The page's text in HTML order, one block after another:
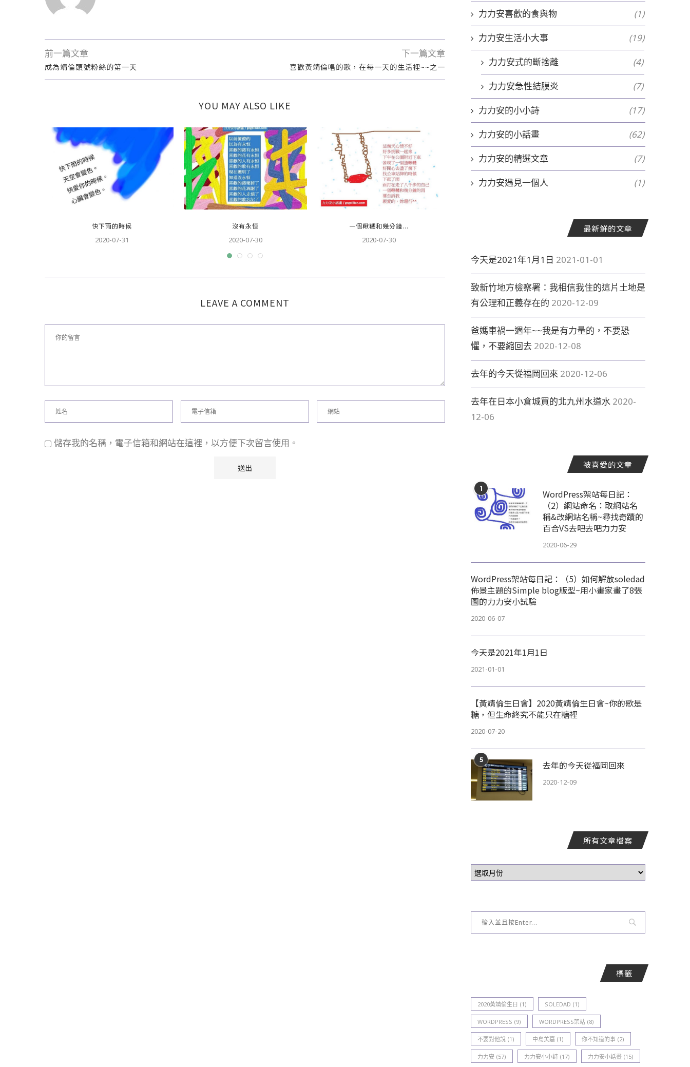
前一篇文章
成為靖倫頭號粉絲的第一天
下一篇文章
喜歡黃靖倫唱的歌，在每一天的生活裡~~之一
YOU MAY ALSO LIKE
快下雨的時候
2020-07-31
沒有永恒
2020-07-30
一個鞦韆和幾分鐘...
2020-07-30
另一雙溫柔的眼睛
2020-07-27
LEAVE A COMMENT
儲存我的名稱，電子信箱和網站在這裡，以方便下次留言使用。
力力安喜歡的食與物 (1)
力力安生活小大事 (19)
力力安式的斷捨離 (4)
力力安急性結膜炎 (7)
力力安的小小詩 (17)
力力安的小話畫 (62)
力力安的精選文章 (7)
力力安遇見一個人 (1)
最新鮮的文章
今天是2021年1月1日 2021-01-01
致新竹地方檢察署：我相信我住的這片土地是
有公理和正義存在的 2020-12-09
爸媽車禍一週年~~我是有力量的，不要恐
懼，不要縮回去 2020-12-08
去年的今天從福岡回來 2020-12-06
去年在日本小倉城買的北九州水道水 2020-
12-06
被喜愛的文章
1
WordPress架站每日記：
（2）網站命名：取網站名
稱&改網站名稱~尋找奇蹟的
百合VS去吧去吧力力安
2020-06-29
WordPress架站每日記：（5）如何解放soledad
佈景主題的Simple blog版型~用小畫家畫了8張
圖的力力安小試驗
2020-06-07
今天是2021年1月1日
2021-01-01
【黃靖倫生日會】2020黃靖倫生日會~你的歌是
糖，但生命終究不能只在糖裡
2020-07-20
5 去年的今天從福岡回來
2020-12-09
所有文章檔案
標籤
2020黃靖倫生日 (1) SOLEDAD (1)
WORDPRESS (9) WORDPRESS架站 (8)
不要對他說 (1) 中島美嘉 (1) 你不知道的事 (2)
力力安 (57) 力力安小小詩 (17) 力力安小話畫 (15)